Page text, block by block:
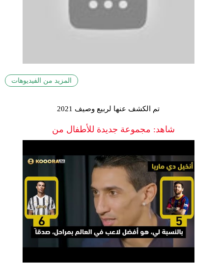
المزيد من الفيديوهات
تم الكشف عنها لربيع وصيف 2021
شاهد: مجموعة جديدة للأطفال من